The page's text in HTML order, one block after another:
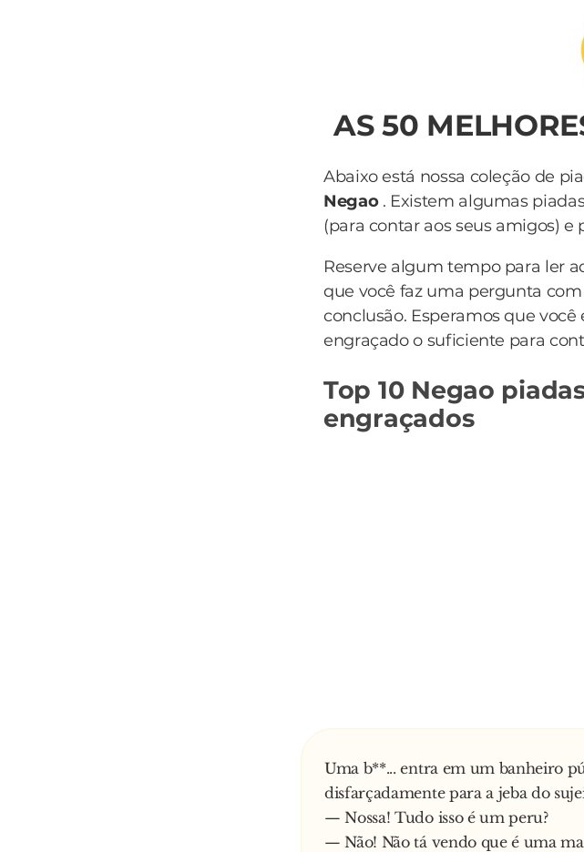
AS 50
Abaixo está nossa coleção de
Negao. Existem algumas
(para contar aos seus amigos) e
Reserve algum tempo para ler
que você faz uma pergunta
conclusão. Esperamos que
engraçado o suficiente para
Top 10 Negao
engraçados
Uma b**... entra em um banheiro
disfarçadamente para a jeba do
— Nossa! Tudo isso é um peru?
— Não! Não tá vendo que é uma